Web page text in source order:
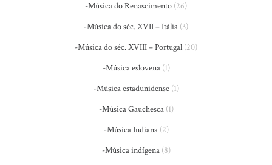
-Música do Renascimento (26)
-Música do séc. XVII – Itália (3)
-Música do séc. XVIII – Portugal (20)
-Música eslovena(1)
-Música estadunidense(1)
-Música Gauchesca(1)
-Música Indiana(2)
-Música indígena(8)